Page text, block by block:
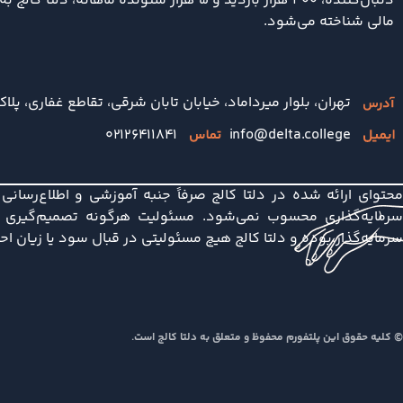
مالی شناخته می‌شود.
تهران، بلوار میرداماد، خیابان تابان شرقی، تقاطع غفاری،
info@delta.college
۰۲۱۲۶۴۱۱۸۴۱
محتوای ارائه شده در دلتا کالج صرفاً جنبه آموزشی و
سرمایه‌گذاری محسوب نمی‌شود. مسئولیت هرگونه تصمیم‌گیری
سرمایه‌گذار بوده و دلتا کالج هیچ مسئولیتی در قبال سود یا زیان
© کلیه حقوق این پلتفورم محفوظ و متعلق به دلتا کالج است.